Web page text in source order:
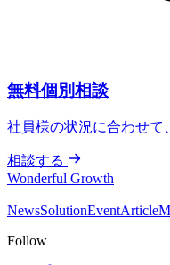
無料個別相談
社員様の状況に合わせて
相談する
Wonderful Growth
NewsSolutionEventArticle
Follow